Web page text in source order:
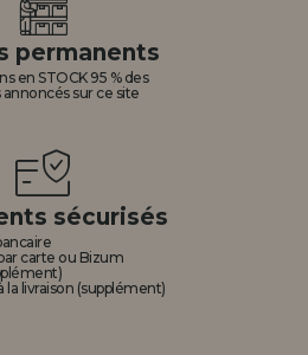
permanents
en STOCK 95 % des
sur ce site
sécurisés
carte ou Bizum
la livraison (supplément)